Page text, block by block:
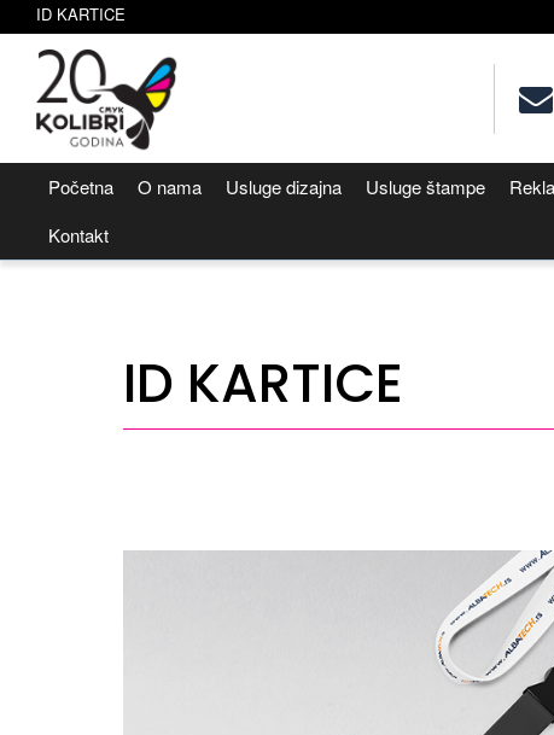
ID KARTICE
Početna O nama Usluge dizajna Usluge štampe
Kontakt
ID KARTICE